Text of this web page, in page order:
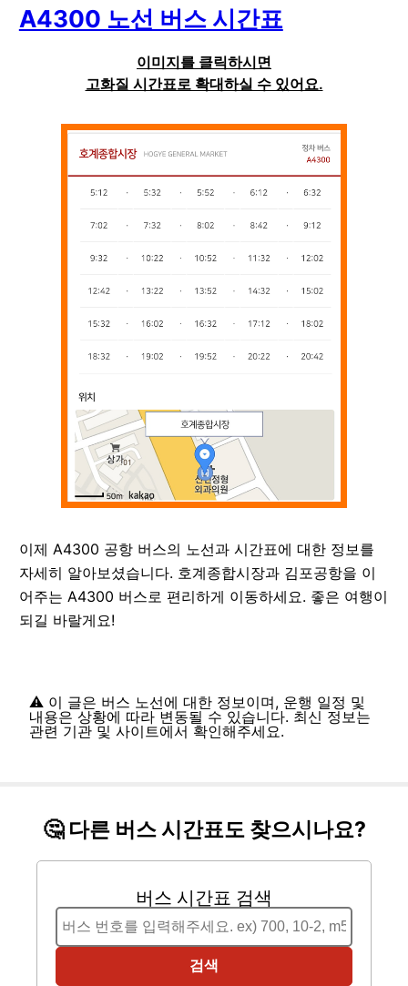
A4300 노선 버스 시간표
이미지를 클릭하시면
고화질 시간표로 확대하실 수 있어요.
이제 A4300 공항 버스의 노선과 시간표에 대한 정보를
자세히 알아보셨습니다. 호계종합시장과 김포공항을 이
어주는 A4300 버스로 편리하게 이동하세요. 좋은 여행이
되길 바랄게요!
⚠️ 이 글은 버스 노선에 대한 정보이며, 운행 일정 및
내용은 상황에 따라 변동될 수 있습니다. 최신 정보는
관련 기관 및 사이트에서 확인해주세요.
🤔 다른 버스 시간표도 찾으시나요?
버스 시간표 검색
검색